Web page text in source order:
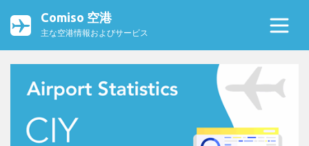
Comiso 空港
主な空港情報およびサービス